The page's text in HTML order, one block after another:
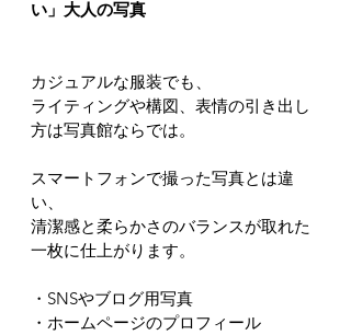
い」大人の写真
カジュアルな服装でも、
ライティングや構図、表情の引き出し
方は写真館ならでは。
スマートフォンで撮った写真とは違
い、
清潔感と柔らかさのバランスが取れた
一枚に仕上がります。
・SNSやブログ用写真
・ホームページのプロフィール